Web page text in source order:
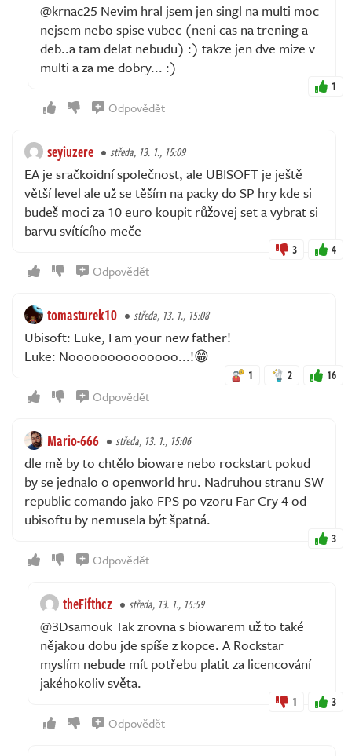
@krnac25 Nevim hral jsem jen singl na multi moc
nejsem nebo spise vubec (neni cas na trening a
deb..a tam delat nebudu) :) takze jen dve mize v
multi a za me dobry... :)
1
Odpovědět
seyiuzere středa, 13. 1., 15:09
EA je sračkoidní společnost, ale UBISOFT je ještě
větší level ale už se těším na packy do SP hry kde si
budeš moci za 10 euro koupit růžovej set a vybrat si
barvu svítícího meče
3 4
Odpovědět
tomasturek10 středa, 13. 1., 15:08
Ubisoft: Luke, I am your new father!
Luke: Noooooooooooooo...!😁
1 2 16
Odpovědět
Mario-666 středa, 13. 1., 15:06
dle mě by to chtělo bioware nebo rockstart pokud
by se jednalo o openworld hru. Nadruhou stranu SW
republic comando jako FPS po vzoru Far Cry 4 od
ubisoftu by nemusela být špatná.
3
Odpovědět
theFifthcz středa, 13. 1., 15:59
@3Dsamouk Tak zrovna s biowarem už to také
nějakou dobu jde spíše z kopce. A Rockstar
myslím nebude mít potřebu platit za licencování
jakéhokoliv světa.
1 3
Odpovědět